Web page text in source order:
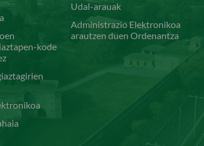
kode
Udal-arauak
Administrazio Elektronikoa
arautzen duen Ordenantza